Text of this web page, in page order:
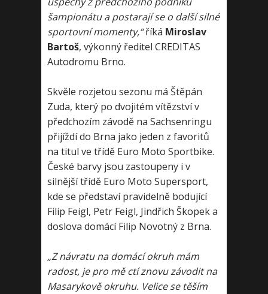
šampionátu a postarají se o další silné
sportovní momenty,“říká Miroslav
Bartoš, výkonný ředitel CREDITAS
Autodromu Brno.
Skvěle rozjetou sezonu má Štěpán
Zuda, který po dvojitém vítězství v
předchozím závodě na Sachsenringu
přijíždí do Brna jako jeden z favoritů
na titul ve třídě Euro Moto Sportbike.
České barvy jsou zastoupeny i v
silnější třídě Euro Moto Supersport,
kde se představí pravidelně bodující
Filip Feigl, Petr Feigl, Jindřich Škopek a
doslova domácí Filip Novotný z Brna.
„Z návratu na domácí okruh mám
radost, je pro mě ctí znovu závodit na
Masarykově okruhu. Velice se těším